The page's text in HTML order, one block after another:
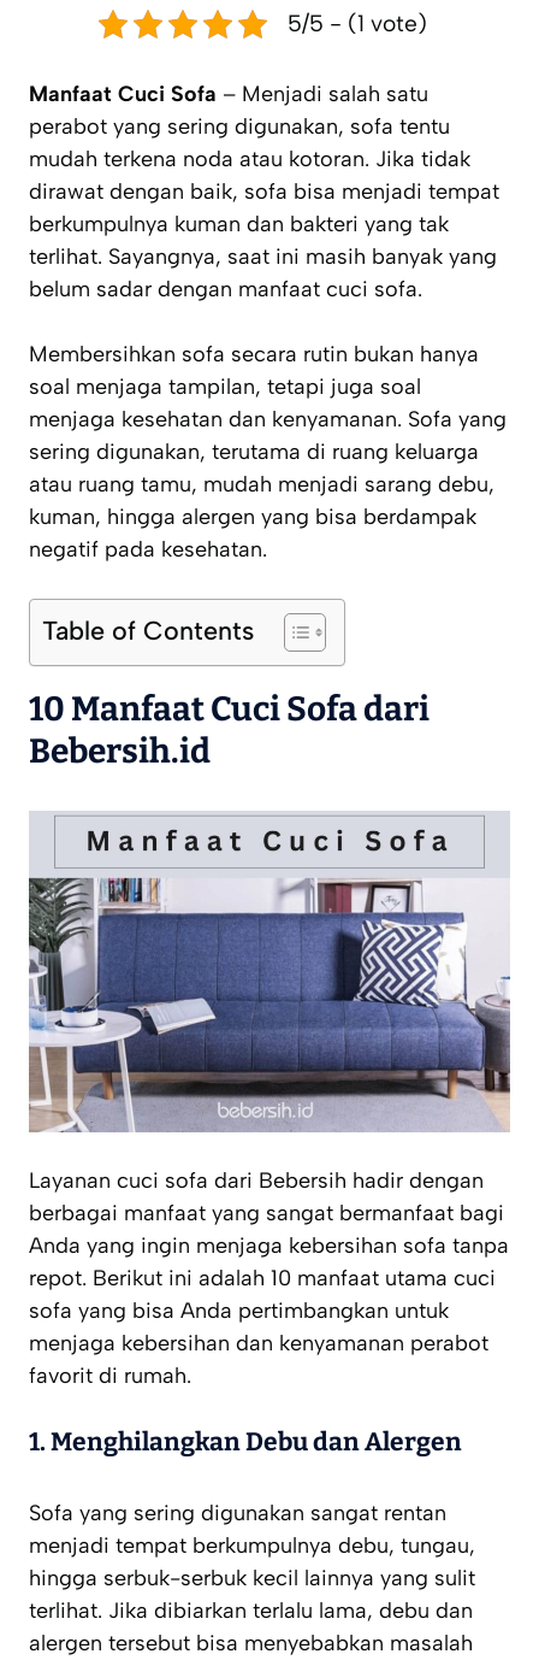
5/5 - (1 vote)
Manfaat Cuci Sofa – Menjadi salah satu
perabot yang sering digunakan, sofa tentu
mudah terkena noda atau kotoran. Jika tidak
dirawat dengan baik, sofa bisa menjadi tempat
berkumpulnya kuman dan bakteri yang tak
terlihat. Sayangnya, saat ini masih banyak yang
belum sadar dengan manfaat cuci sofa.
Membersihkan sofa secara rutin bukan hanya
soal menjaga tampilan, tetapi juga soal
menjaga kesehatan dan kenyamanan. Sofa yang
sering digunakan, terutama di ruang keluarga
atau ruang tamu, mudah menjadi sarang debu,
kuman, hingga alergen yang bisa berdampak
negatif pada kesehatan.
Table of Contents
10 Manfaat Cuci Sofadari
Bebersih.id
Layanan cuci sofa dari Bebersih hadir dengan
berbagai manfaat yang sangat bermanfaat bagi
Anda yang ingin menjaga kebersihan sofa tanpa
repot. Berikut ini adalah 10 manfaat utama cuci
sofa yang bisa Anda pertimbangkan untuk
menjaga kebersihan dan kenyamanan perabot
favorit di rumah.
1.Menghilangkan Debu dan Alergen
Sofa yang sering digunakan sangat rentan
menjadi tempat berkumpulnya debu, tungau,
hingga serbuk-serbuk kecil lainnya yang sulit
terlihat. Jika dibiarkan terlalu lama, debu dan
alergen tersebut bisa menyebabkan masalah